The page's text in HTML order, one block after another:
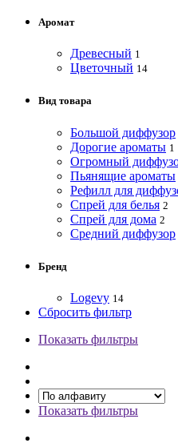
Аромат
Древесный 1
Цветочный 14
Вид товара
Большой диффузор
Дорогие ароматы 1
Огромный
Пьянящие ароматы
Рефилл для
Спрей для белья 2
Спрей для дома 2
Средний диффузор
Бренд
Logevy 14
Сбросить фильтр
Показать фильтры
Показать фильтры